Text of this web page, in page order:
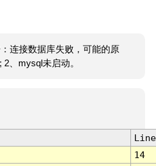
连接数据库失败，可能的原
、mysql未启动。
Line
14